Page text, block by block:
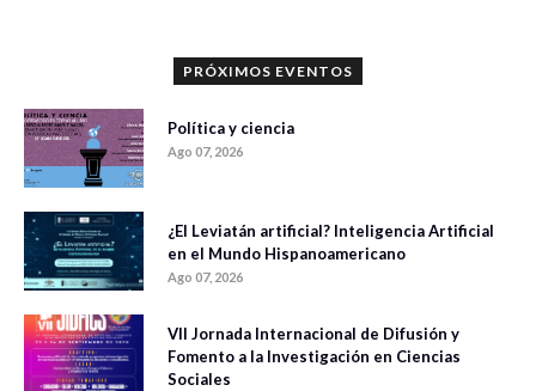
PRÓXIMOS EVENTOS
Política y ciencia
Ago 07, 2026
¿El Leviatán artificial? Inteligencia Artificial
en el Mundo Hispanoamericano
Ago 07, 2026
VII Jornada Internacional de Difusión y
Fomento a la Investigación en Ciencias
Sociales